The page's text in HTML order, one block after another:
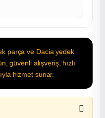
parça ve Dacia yedek
güvenli alışveriş, hızlı
hizmet sunar.